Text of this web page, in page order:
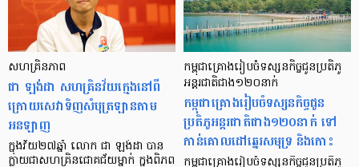
សហគ្រិនភាព
ជា ឡង់ដា សហគ្រិន​វ័យ​ក្មេង​នៅ​ពី
ក្រោយ​សេវា​ទិញ​​​សំបុត្រ​ឡាន​​តាម​​
អនឡាញ
ក្នុង​វ័យ​២៧​ឆ្នាំ លោក ជា ឡង់ដា បាន​
ក្លាយ​ជា​សហគ្រិន​ជោគជ័យ​ម្នាក់ ក្នុង​ពិភព​
កម្ពុជាគ្រោងរៀបចំទស្សនកិច្ចជូនប្រតិភូ
អន្តរជាតិជាង១២០នាក់
កម្ពុជាគ្រោងរៀបចំទស្សនកិច្ចជូន
ប្រតិភូអន្តរជាតិជាង១២០នាក់ ទៅ
កាន់គោលដៅឆ្នេរសមុទ្រ និងកោះ
កម្ពុជាគ្រោងរៀបចំទស្សនកិច្ចជូនប្រតិភូ